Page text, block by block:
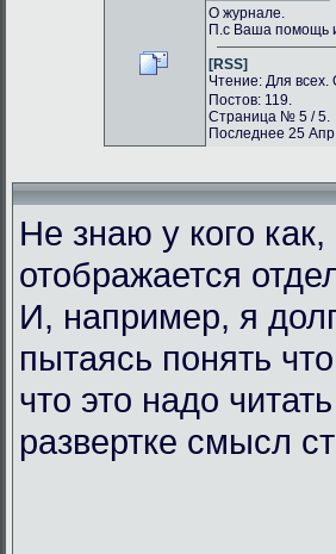
О журнале.
П.с Ваша помощь
[RSS]
Чтение: Для всех.
Постов: 119.
Страница № 5 / 5.
Последнее 25
Не знаю у кого
отображается
И, например, я
пытаясь понять
что это надо
развертке смысл